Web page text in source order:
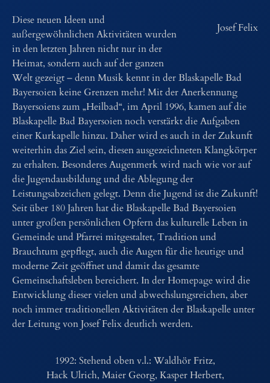
Josef Felix
Diese neuen Ideen und
außergewöhnlichen Aktivitäten wurden
in den letzten Jahren nicht nur in der
Heimat, sondern auch auf der ganzen
Welt gezeigt – denn Musik kennt in der Blaskapelle Bad
Bayersoien keine Grenzen mehr! Mit der Anerkennung
Bayersoiens zum „Heilbad“, im April 1996, kamen auf die
Blaskapelle Bad Bayersoien noch verstärkt die Aufgaben
einer Kurkapelle hinzu. Daher wird es auch in der Zukunft
weiterhin das Ziel sein, diesen ausgezeichneten Klangkörper
zu erhalten. Besonderes Augenmerk wird nach wie vor auf
die Jugendausbildung und die Ablegung der
Leistungsabzeichen gelegt. Denn die Jugend ist die Zukunft!
Seit über 180 Jahren hat die Blaskapelle Bad Bayersoien
unter großen persönlichen Opfern das kulturelle Leben in
Gemeinde und Pfarrei mitgestaltet, Tradition und
Brauchtum gepflegt, auch die Augen für die heutige und
moderne Zeit geöffnet und damit das gesamte
Gemeinschaftsleben bereichert. In der Homepage wird die
Entwicklung dieser vielen und abwechslungsreichen, aber
noch immer traditionellen Aktivitäten der Blaskapelle unter
der Leitung von Josef Felix deutlich werden.
1992: Stehend oben v.l.: Waldhör Fritz,
Hack Ulrich, Maier Georg, Kasper Herbert,